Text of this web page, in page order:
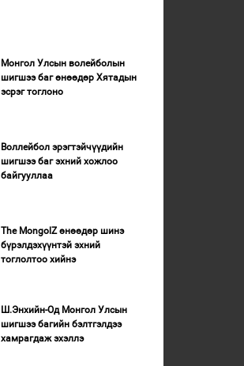
Монгол Улсын волейболын
шигшээ баг өнөөдөр Хятадын
эсрэг тоглоно
Воллейбол эрэгтэйчүүдийн
шигшээ баг эхний хожлоо
байгууллаа
The MongolZ өнөөдөр шинэ
бүрэлдэхүүнтэй эхний
тоглолтоо хийнэ
Ш.Энхийн-Од Монгол Улсын
шигшээ багийн бэлтгэлдээ
хамрагдаж эхэллэ